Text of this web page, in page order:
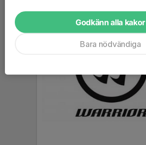
Godkänn alla kakor
Bara nödvändiga